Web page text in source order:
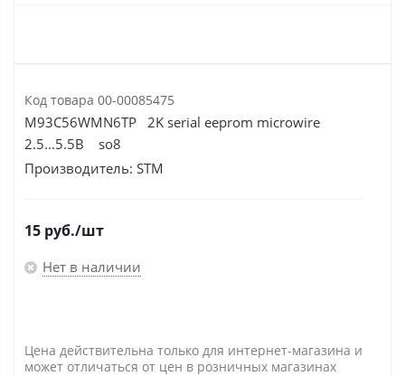
Код товара 00-00085475
M93C56WMN6TP 2K serial eeprom microwire
2.5...5.5В so8
Производитель: STM
15 руб./шт
Нет в наличии
Цена действительна только для интернет-магазина и
может отличаться от цен в розничных магазинах